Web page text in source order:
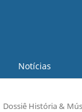
Notícias
Dossiê História &